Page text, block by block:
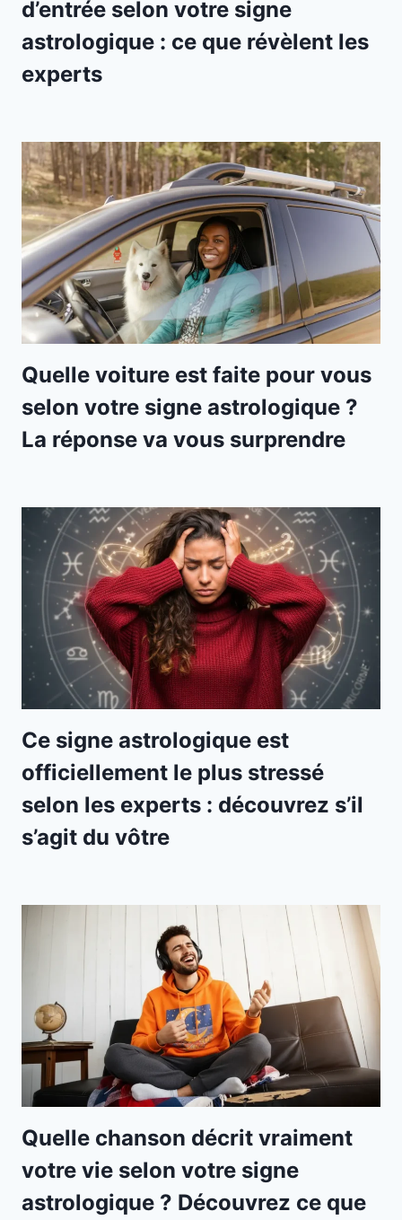
d’entrée selon votre signe
astrologique : ce que révèlent les
experts
Quelle voiture est faite pour vous
selon votre signe astrologique ?
La réponse va vous surprendre
Ce signe astrologique est
officiellement le plus stressé
selon les experts : découvrez s’il
s’agit du vôtre
Quelle chanson décrit vraiment
votre vie selon votre signe
astrologique ? Découvrez ce que